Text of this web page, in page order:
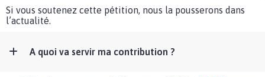
Si vous soutenez cette pétition, nous la pousserons dans
l’actualité.
A quoi va servir ma contribution ?